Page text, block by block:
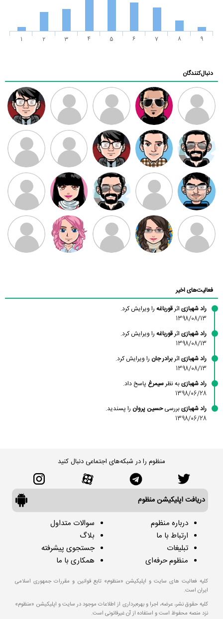
1 2 3 4 5 6 7 8 9
دنبال‌کنندگان
ممدرضا رضا کاظمی زهرا ~ ابتین
سید محمد
موسوی
مهدی فرهمند مهدی سلطانی داود رضیی
طرفدار میلی
بابی براون
کیوان کیانی
سامان راحمی امیردلتا امیروو ملیکا منتظری عارفه داستانپور
فعالیت‌های اخیر
راد شهبازی اثرقورباغه را ویرایش کرد.
1398/08/13
راد شهبازی اثرقورباغه را ویرایش کرد.
1398/08/13
راد شهبازی اثربرادر جان را ویرایش کرد.
1398/08/13
راد شهبازیبه نظرسیمرغ پاسخ داد.
1398/06/28
راد شهبازیبررسیحسین پروان را پسندید.
1398/06/28
منظوم را در شبکه‌های اجتماعی دنبال کنید
دریافت اپلیکیشن منظوم
درباره منظوم
ارتباط با ما
تبلیغات
منظوم حرفه‌ای
سوالات متداول
بلاگ
جستجوی پیشرفته
همکاری با ما
کلیه فعالیت های سایت و اپلیکیشن «منظوم» تابع قوانین و مقررات جمهوری اسلامی
ایران است.
کلیه حقوق نشر، عرضه، اجرا و بهره‌برداری از اطلاعات موجود در سایت و اپلیکیشن «منظوم»
نزد منصه محفوظ است و استفاده از آن غیرقانونی است.